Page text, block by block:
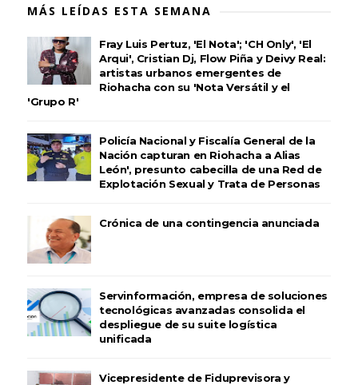
MÁS LEÍDAS ESTA SEMANA
Fray Luis Pertuz, 'El Nota'; 'CH Only', 'El
Arqui', Cristian Dj, Flow Piña y Deivy Real:
artistas urbanos emergentes de
Riohacha con su 'Nota Versátil y el
'Grupo R'
Policía Nacional y Fiscalía General de la
Nación capturan en Riohacha a Alias
León', presunto cabecilla de una Red de
Explotación Sexual y Trata de Personas
Crónica de una contingencia anunciada
Servinformación, empresa de soluciones
tecnológicas avanzadas consolida el
despliegue de su suite logística
unificada
Vicepresidente de Fiduprevisora y